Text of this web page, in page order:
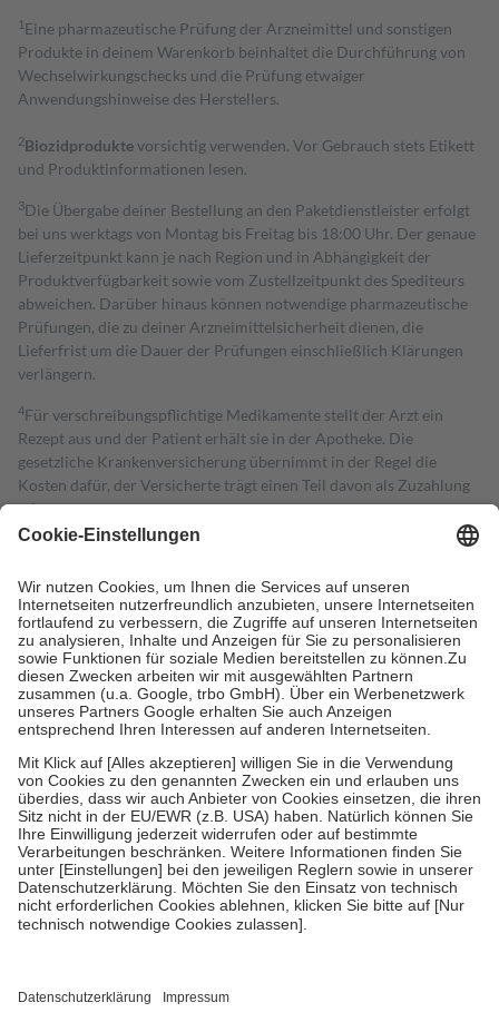
1 Eine pharmazeutische Prüfung der Arzneimittel und sonstigen
Produkte in deinem Warenkorb beinhaltet die Durchführung von
Wechselwirkungschecks und die Prüfung etwaiger
Anwendungshinweise des Herstellers.
2Biozidproduktevorsichtig verwenden. Vor Gebrauch stets Etikett
und Produktinformationen lesen.
3Die Übergabe deiner Bestellung an den Paketdienstleister erfolgt
bei uns werktags von Montag bis Freitag bis 18:00 Uhr. Der genaue
Lieferzeitpunkt kann je nach Region und in Abhängigkeit der
Produktverfügbarkeit sowie vom Zustellzeitpunkt des Spediteurs
abweichen. Darüber hinaus können notwendige pharmazeutische
Prüfungen, die zu deiner Arzneimittelsicherheit dienen, die
Lieferfrist um die Dauer der Prüfungen einschließlich Klärungen
verlängern.
4Für verschreibungspflichtige Medikamente stellt der Arzt ein
Rezept aus und der Patient erhält sie in der Apotheke. Die
gesetzliche Krankenversicherung übernimmt in der Regel die
Kosten dafür, der Versicherte trägt einen Teil davon als Zuzahlung
mit.
Grundsätzlich leisten Mitglieder Zuzahlungen in Höhe von zehn
höchstens zehn Euro.
Es sind jedoch nie mehr als die tatsächlichen
Kosten der Leistung zu entrichten.
Diese Regeln gelten grundsätzlich auch für Online-Apotheken.
Bei Heilmitteln und häuslicher Krankenpflege beträgt die
Zuzahlung zehn Prozent der Kosten sowie zehn Euro je
Verordnung.
Um das Engagement der Versicherten für ihre eigene Gesundheit zu
stärken und die besondere Stellung der Familie zu unterstützen,
fallenkeine Zuzahlungenan bei:
• Kindern und Jugendlichen bis zum vollendeten 18. Lebensjahr
mit Ausnahme der Fahrkosten
• Untersuchungen zur Vorsorge und Früherkennung, die von der
GKV getragen werden
• empfohlenen Schutzimpfungen
• Harn- und Blutteststreifen
getroffen, um sicherzustellen, dass es sich um echte Bewertungen